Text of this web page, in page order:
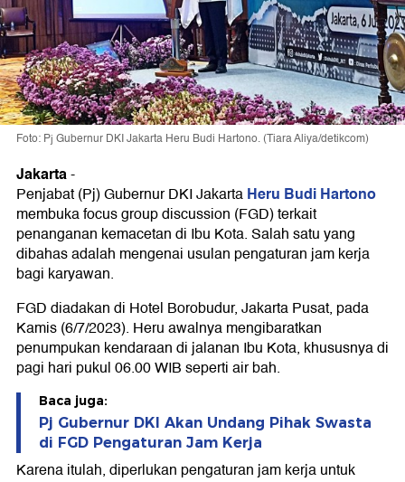
Foto: Pj Gubernur DKI Jakarta Heru Budi Hartono. (Tiara Aliya/detikcom)
Jakarta-
Penjabat (Pj) Gubernur DKI JakartaHeru Budi Hartono
membuka focus group discussion (FGD) terkait
penanganan kemacetan di Ibu Kota. Salah satu yang
dibahas adalah mengenai usulan pengaturan jam kerja
bagi karyawan.
FGD diadakan di Hotel Borobudur, Jakarta Pusat, pada
Kamis (6/7/2023). Heru awalnya mengibaratkan
penumpukan kendaraan di jalanan Ibu Kota, khususnya di
pagi hari pukul 06.00 WIB seperti air bah.
Baca juga:
Pj Gubernur DKI Akan Undang Pihak Swasta
di FGD Pengaturan Jam Kerja
Karena itulah, diperlukan pengaturan jam kerja untuk